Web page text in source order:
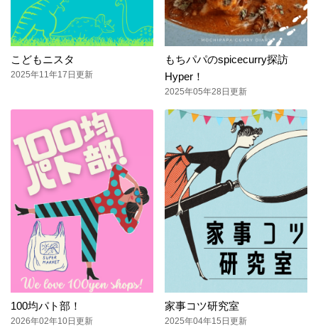
こどもニスタ
2025年11年17日更新
もちパパのspicecurry探訪
Hyper！
2025年05年28日更新
100均パト部！
2026年02年10日更新
家事コツ研究室
2025年04年15日更新